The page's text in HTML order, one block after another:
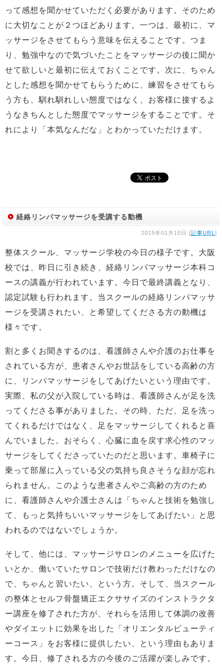
って感想を聞かせていただく必要があります。そのため
に大切なことが２つほどあります。一つは、最初に、マ
ッサージをさせてもらう意味を伝えることです。つま
り、勉強中なので気づいたことをマッサージの後に聞か
せて欲しいと最初に伝えておくことです。次に、ちゃん
とした感想を聞かせてもらうために、練習をさせてもら
う方も、馴れ馴れしい態度ではなく、お客様に接するよ
うなきちんとした態度でマッサージをすることです。そ
れにより「本気なんだな」とわかっていただけます。
経絡リンパマッサージを受講する動機
2015年01月10日 [記事URL ]
整体スクール、マッサージ学校の今日の様子です。大阪
校では、昨日に引き続き、経絡リンパマッサージ本科コ
ースの講義が行われています。今日で最終講義となり、
認定試験も行われます。当スクールの経絡リンパマッサ
ージを受講されたい、と希望してくださる方の動機は
様々です。
割と多くお聞きするのは、看護師さんや介護のお仕事を
されている方が、患者さんやお世話をしている高齢の方
に、リンパマッサージをしてあげたいという理由です。
実際、私の父が入院している時は、看護師さんが足を洗
ってくださる事がありました。その時、ただ、足を洗っ
てくれるだけではなく、足をマッサージしてくれると喜
んでいました。おそらく、心臓に血を戻す求心性のマッ
サージをしてくださっていたのだと思います。車椅子に
乗って部屋に入っている父の気持ち良さそうな顔が忘れ
られません。このような患者さんやご高齢の方のため
に、看護師さんや介護士さんは「ちゃんと技術を勉強し
て、もっと気持ちいいマッサージをしてあげたい」と思
われるのではないでしょうか。
そして、他には、マッサージサロンのメニューを広げた
いとか、働いていたサロンで技術だけ教わっただけなの
で、ちゃんと習いたい、という方。そして、当スクール
の整体とセルフ骨盤矯正エクササイズのインストラクタ
ー講座を修了された方が、それらを活用して体調の改善
やダイエットに効果を出した「オリエンタルビューティ
ーコース」をお客様に提供したい、という理由もありま
す。今日、修了される方の今後のご活躍が楽しみです。